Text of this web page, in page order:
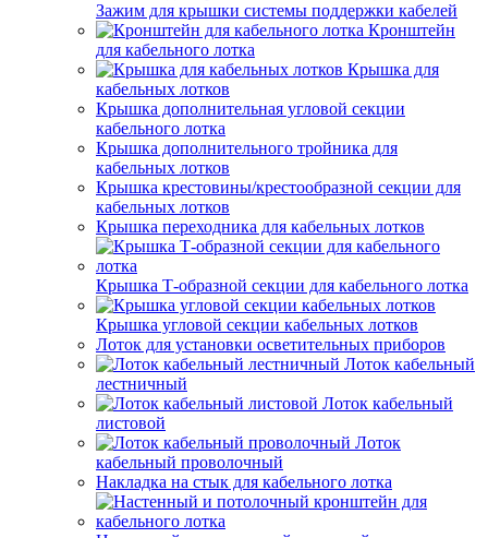
Зажим для крышки системы поддержки кабелей
Кронштейн
для кабельного лотка
Крышка для
кабельных лотков
Крышка дополнительная угловой секции
кабельного лотка
Крышка дополнительного тройника для
кабельных лотков
Крышка крестовины/крестообразной секции для
кабельных лотков
Крышка переходника для кабельных лотков
Крышка Т-образной секции для кабельного лотка
Крышка угловой секции кабельных лотков
Лоток для установки осветительных приборов
Лоток кабельный
лестничный
Лоток кабельный
листовой
Лоток
кабельный проволочный
Накладка на стык для кабельного лотка